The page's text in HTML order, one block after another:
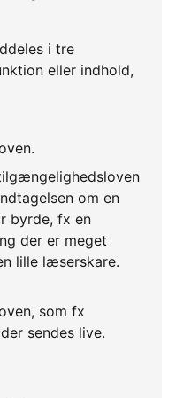
i tre
eller indhold,
om en
byrde, fx en
der er meget
lille læserskare.
som fx
sendes live.